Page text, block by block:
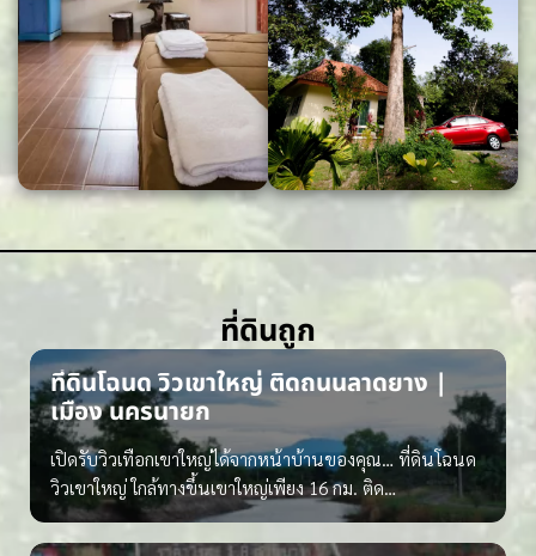
ที่ดินถูก
ที่ดินโฉนด วิวเขาใหญ่ ติดถนนลาดยาง |
เมือง นครนายก
เปิดรับวิวเทือกเขาใหญ่ได้จากหน้าบ้านของคุณ… ที่ดินโฉนด
วิวเขาใหญ่ ใกล้ทางขึ้นเขาใหญ่เพียง 16 กม. ติด…